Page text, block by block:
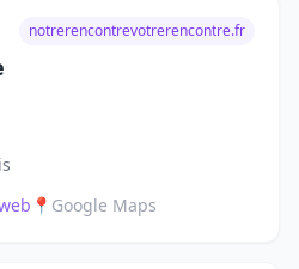
notrerencontrevotrerencontre.fr
📍 Google Maps